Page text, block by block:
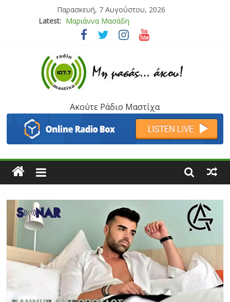
Παρασκευή, 7 Αυγούστου, 2026
Latest: Μαριάννα Μασάδη
Τάνια Μπρεάζου
Μάνος Τρυπιάς & Γιώργος Στρατάκης
Ιορδάνης Αγαπητός
Ακούτε Ράδιο Μαστίχα